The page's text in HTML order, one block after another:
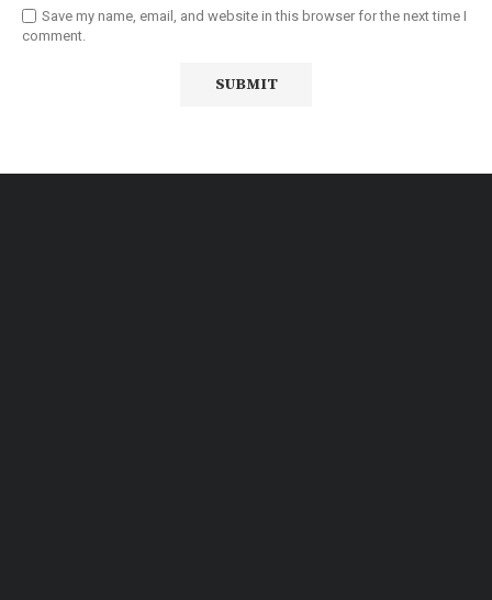
Save my name, email, and website in this browser for the next time I
comment.